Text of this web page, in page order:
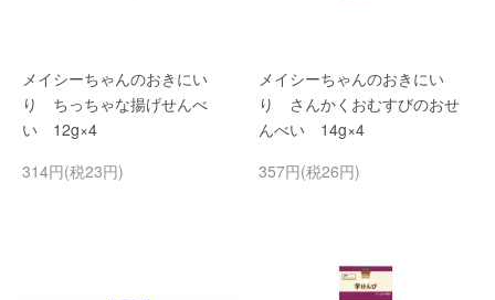
メイシーちゃんのおきにい
り ちっちゃな揚げせんべ
い 12g×4
314円(税23円)
メイシーちゃんのおきにい
り さんかくおむすびのおせ
んべい 14g×4
357円(税26円)